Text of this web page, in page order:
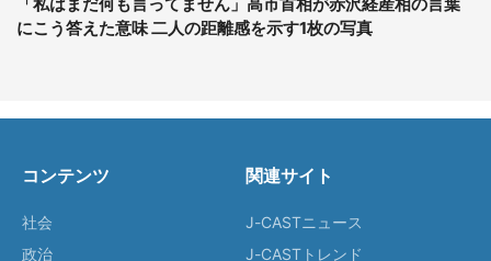
にこう答えた意味 二人の距離感を示す1枚の写真
コンテンツ
社会
政治
関連サイト
J-CASTニュース
J-CASTトレンド